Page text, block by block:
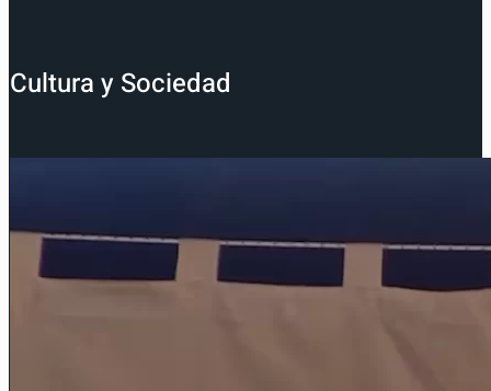
Cultura y Sociedad